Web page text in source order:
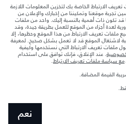
المذكورة على هذا الموقع قد تختلف من بلد إلى
الرجاء التواصل مع وكيلنا المحلي للتأكد من توفّرها
إن النقص العالمي في أشباه الموصلات يؤثر حاليًا
وتوقيتات التصاميم. هذا ظرف ديناميكي
المستخدَمة ضمن موقع الويب حاليًا المواصفات الحالية
والحلية ومجموعات الألوان. يرجى استشارة وكيلك الذي
للسماح لك باتخاذ قرار مدروس
الرسمية وفقاً لتشريعات الاتحاد الأوروبي. قد
ذلك المتحقق في تلك الاختبارات كما أن هذه
الارتباط الخاصة بك لتخزين المعلومات اللازمة
تجربة موقعنا وتمكيننا من إخبارك والإعلان عن
قد تكون ذات أهمية بالنسبة إليك. واحد من ملفات
لعدة أجزاء من الموقع للعمل بطريقة جيدة، وقد
ملفات تعريف الارتباط من هذا الموقع وحظرها، إلا
لاشتغال الموقع قد لا تعمل بشكل صحيح. لمعرفة
حول ملفات تعريف الارتباط التي نستخدمها وكيفية
. عند الإغلاق، فإنك توافق على استخدام
مع سياسة ملفات تعريف الارتباط.
نعم